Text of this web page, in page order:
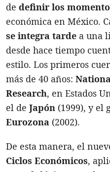
de definir los
económica en México.
se integra tarde a una
desde hace tiempo
estilo. Los primeros
más de 40 años:
Research, en Estados
el de Japón (1999), y el
Eurozona (2002).
De esta manera, el
Ciclos Económicos,